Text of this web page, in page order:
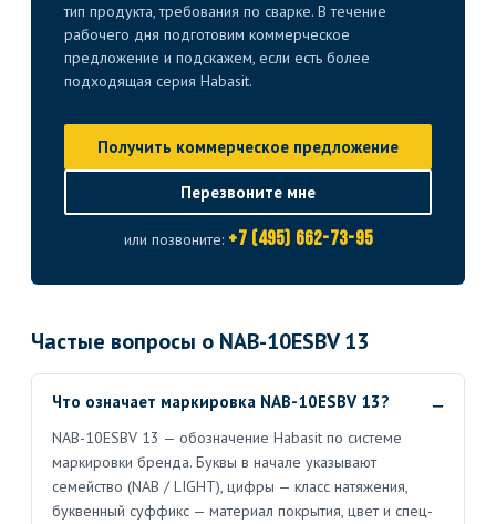
тип продукта, требования по сварке. В течение
рабочего дня подготовим коммерческое
предложение и подскажем, если есть более
подходящая серия Habasit.
Получить коммерческое предложение
Перезвоните мне
или позвоните: +7 (495) 662-73-95
Частые вопросы о NAB-10ESBV 13
Что означает маркировка NAB-10ESBV 13?
NAB-10ESBV 13 — обозначение Habasit по системе
маркировки бренда. Буквы в начале указывают
семейство (NAB / LIGHT), цифры — класс натяжения,
буквенный суффикс — материал покрытия, цвет и спец-